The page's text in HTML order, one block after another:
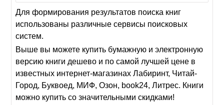
Для формирования результатов поиска книг
использованы различные сервисы поисковых
систем.
Выше вы можете купить бумажную и электронную
версию книги дешево и по самой лучшей цене в
известных интернет-магазинах Лабиринт, Читай-
Город, Буквоед, МИФ, Озон, book24, Литрес. Книги
можно купить со значительными скидками!